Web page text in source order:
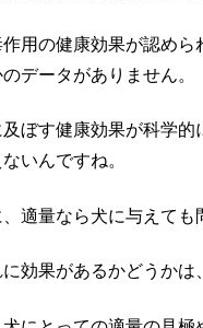
用の健康効果が認め
データがありません。
ぼす健康効果が科学
いんですね。
適量なら犬に与えても
効果があるかどうかは